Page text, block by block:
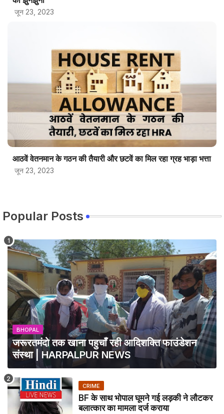
जून 23, 2023
आठवें वेतनमान के गठन की तैयारी और छटवें का मिल रहा ग्रह भाड़ा भत्ता
जून 23, 2023
Popular Posts
BHOPAL
जरूरतमंदो तक खाना पहुचाँ रही आदिशक्ति फाउंडेशन
संस्था | HARPALPUR NEWS
CRIME
BF के साथ भोपाल घूमने गई लड़की ने लौटकर
बलात्कार का मामला दर्ज कराया